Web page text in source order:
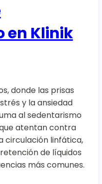
en Klinik
donde las prisas
y la ansiedad
al sedentarismo
atentan contra
circulación linfática,
de líquidos
más comunes.